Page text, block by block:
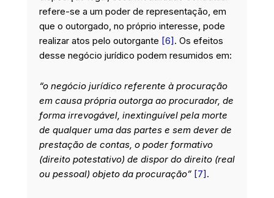
refere-se a um poder de representação, em
que o outorgado, no próprio interesse, pode
realizar atos pelo outorgante [6]. Os efeitos
desse negócio jurídico podem resumidos em:
“o negócio jurídico referente à procuração
em causa própria outorga ao procurador, de
forma irrevogável, inextinguível pela morte
de qualquer uma das partes e sem dever de
prestação de contas, o poder formativo
(direito potestativo) de dispor do direito (real
ou pessoal) objeto da procuração” [7] .